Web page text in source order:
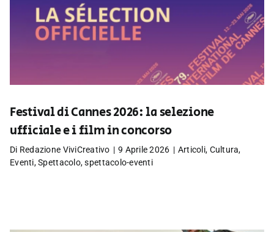
Festival di Cannes 2026: la selezione
ufficiale e i film in concorso
Di Redazione ViviCreativo | 9 Aprile 2026 | Articoli, Cultura,
Eventi,Spettacolo,spettacolo-eventi